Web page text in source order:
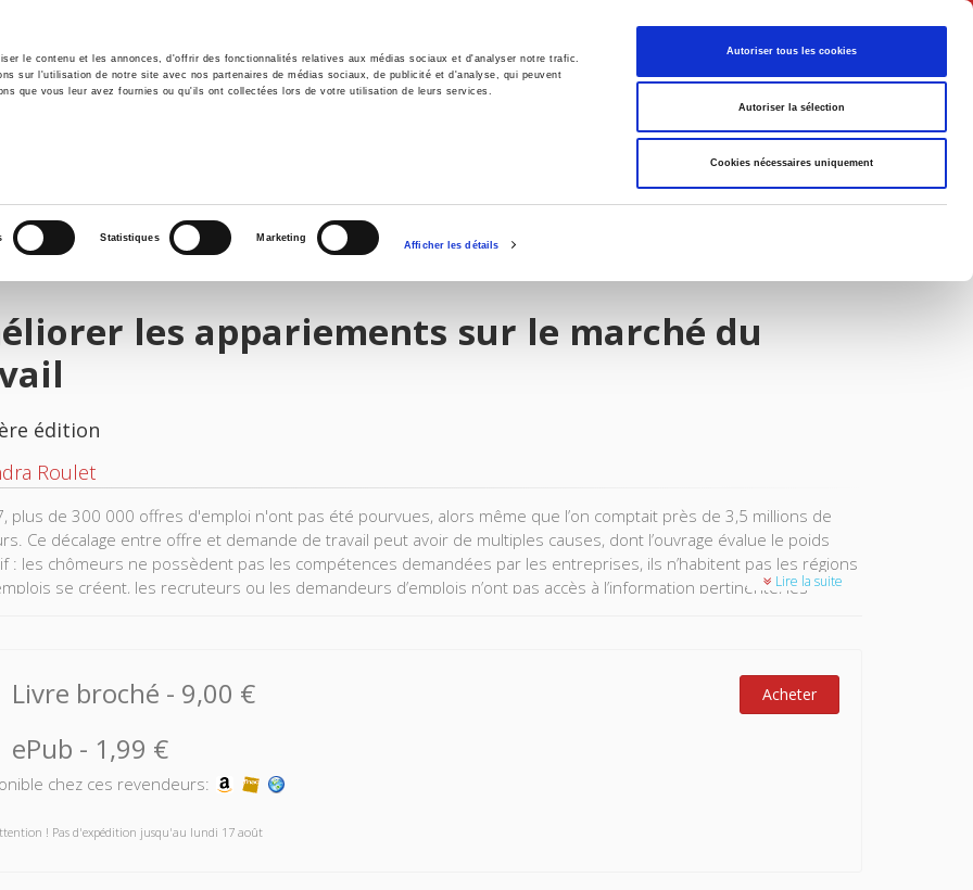
le contenu et les annonces, d'offrir des fonctionnalités relatives aux médias sociaux et d'analyser notre trafic.
sur l'utilisation de notre site avec nos partenaires de médias sociaux, de publicité et d'analyse, qui peuvent
que vous leur avez fournies ou qu'ils ont collectées lors de votre utilisation de leurs services.
Statistiques Marketing
Afficher les détails
Autoriser tous les cookies
Autoriser la sélection
Cookies nécessaires uniquement
Français
Environnement Histoire International
les appariements sur le marché du
édition
Roulet
plus de 300 000 offres d'emploi n'ont pas été pourvues, alors même que l’on comptait près de 3,5 millions de
Ce décalage entre offre et demande de travail peut avoir de multiples causes, dont l’ouvrage évalue le poids
: les chômeurs ne possèdent pas les compétences demandées par les entreprises, ils n’habitent pas les régions
se créent, les recruteurs ou les demandeurs d’emplois n’ont pas accès à l’information pertinente, les
formation, aides à la mobilité, assurance chômage, accompagnement des demandeurs d’emploi et des entreprises
les nouvelles approches issues aussi bien des sciences cognitives que de la
Lire la suite
Livre broché - 9,00 € Acheter
ePub - 1,99 €
chez ces revendeurs:
! Pas d'expédition jusqu'au lundi 17 août